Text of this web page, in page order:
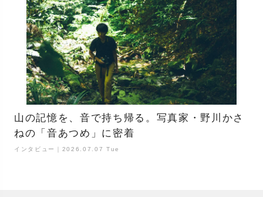
山の記憶を、音で持ち帰る。写真家・野川かさ
ねの「音あつめ」に密着
インタビュー｜2026.07.07 Tue